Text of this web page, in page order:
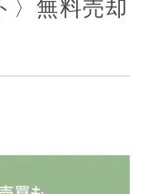
〉無料売却